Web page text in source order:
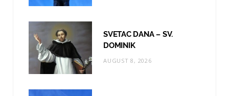
SVETAC DANA – SV.
DOMINIK
AUGUST 8, 2026